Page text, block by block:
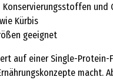
und
Kürbis
geeignet
auf einer Single-